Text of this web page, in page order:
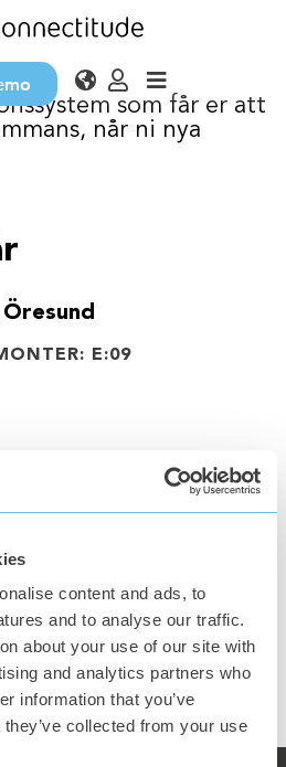
content and ads, to
and to analyse our traffic.
about your use of our site with
and analytics partners who
information that you’ve
collected from your use
er
som får er att
når ni nya
E:09
demo
om hur man kan bli
att nå framgång.
Boka nu